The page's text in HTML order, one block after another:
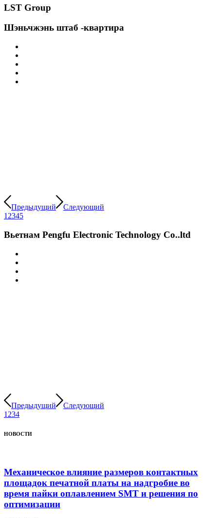
LST Group
Шэньчжэнь штаб -квартира
Предыдущий
Следующий
1 2345
Вьетнам Pengfu Electronic Technology Co..ltd
Предыдущий
Следующий
1 234
НОВОСТИ
Механическое влияние размеров контактных
площадок печатной платы на надгробие во
время пайки оплавлением SMT и решения по
оптимизации